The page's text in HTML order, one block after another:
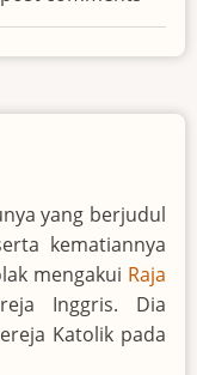
yang berjudul
kematiannya
mengakui Raja
Inggris. Dia
Katolik pada